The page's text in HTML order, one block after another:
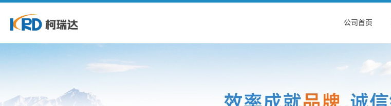
公司首页